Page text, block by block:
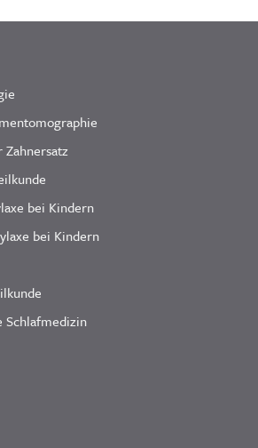
Zahnersatz
bei Kindern
bei Kindern
Schlafmedizin